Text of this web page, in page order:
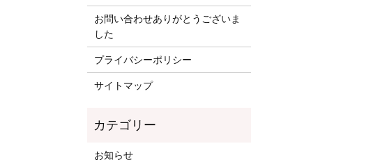
お問い合わせありがとうございま
した
プライバシーポリシー
サイトマップ
お知らせ